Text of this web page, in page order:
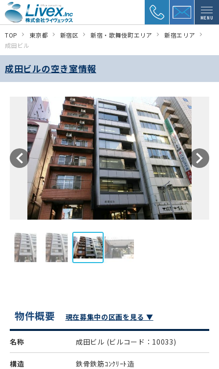
MENU
TOP 東京都 新宿区 新宿・歌舞伎町エリア
新宿エリア
成田ビル
成田ビルの空き室情報
物件概要 現在募集中の区画を見る ▼
名称 成田ビル (ビルコード：10033)
構造 鉄骨鉄筋ｺﾝｸﾘｰﾄ造